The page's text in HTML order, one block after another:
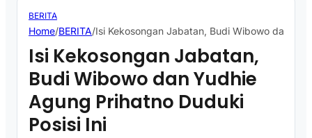
BERITA
Home/BERITA/Isi Kekosongan Jabatan, Budi Wibowo dan
Isi Kekosongan Jabatan,
Budi Wibowo dan Yudhie
Agung Prihatno Duduki
Posisi Ini